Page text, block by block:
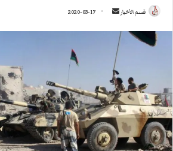
قسم الأخبار
ر
ي
د
ا
إ
2020-03-17